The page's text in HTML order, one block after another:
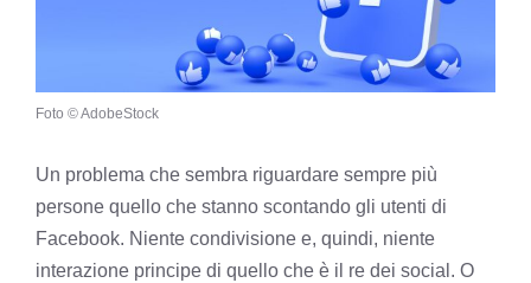
Foto © AdobeStock
Un problema che sembra riguardare sempre più
persone quello che stanno scontando gli utenti di
Facebook. Niente condivisione e, quindi, niente
interazione principe di quello che è il re dei social. O